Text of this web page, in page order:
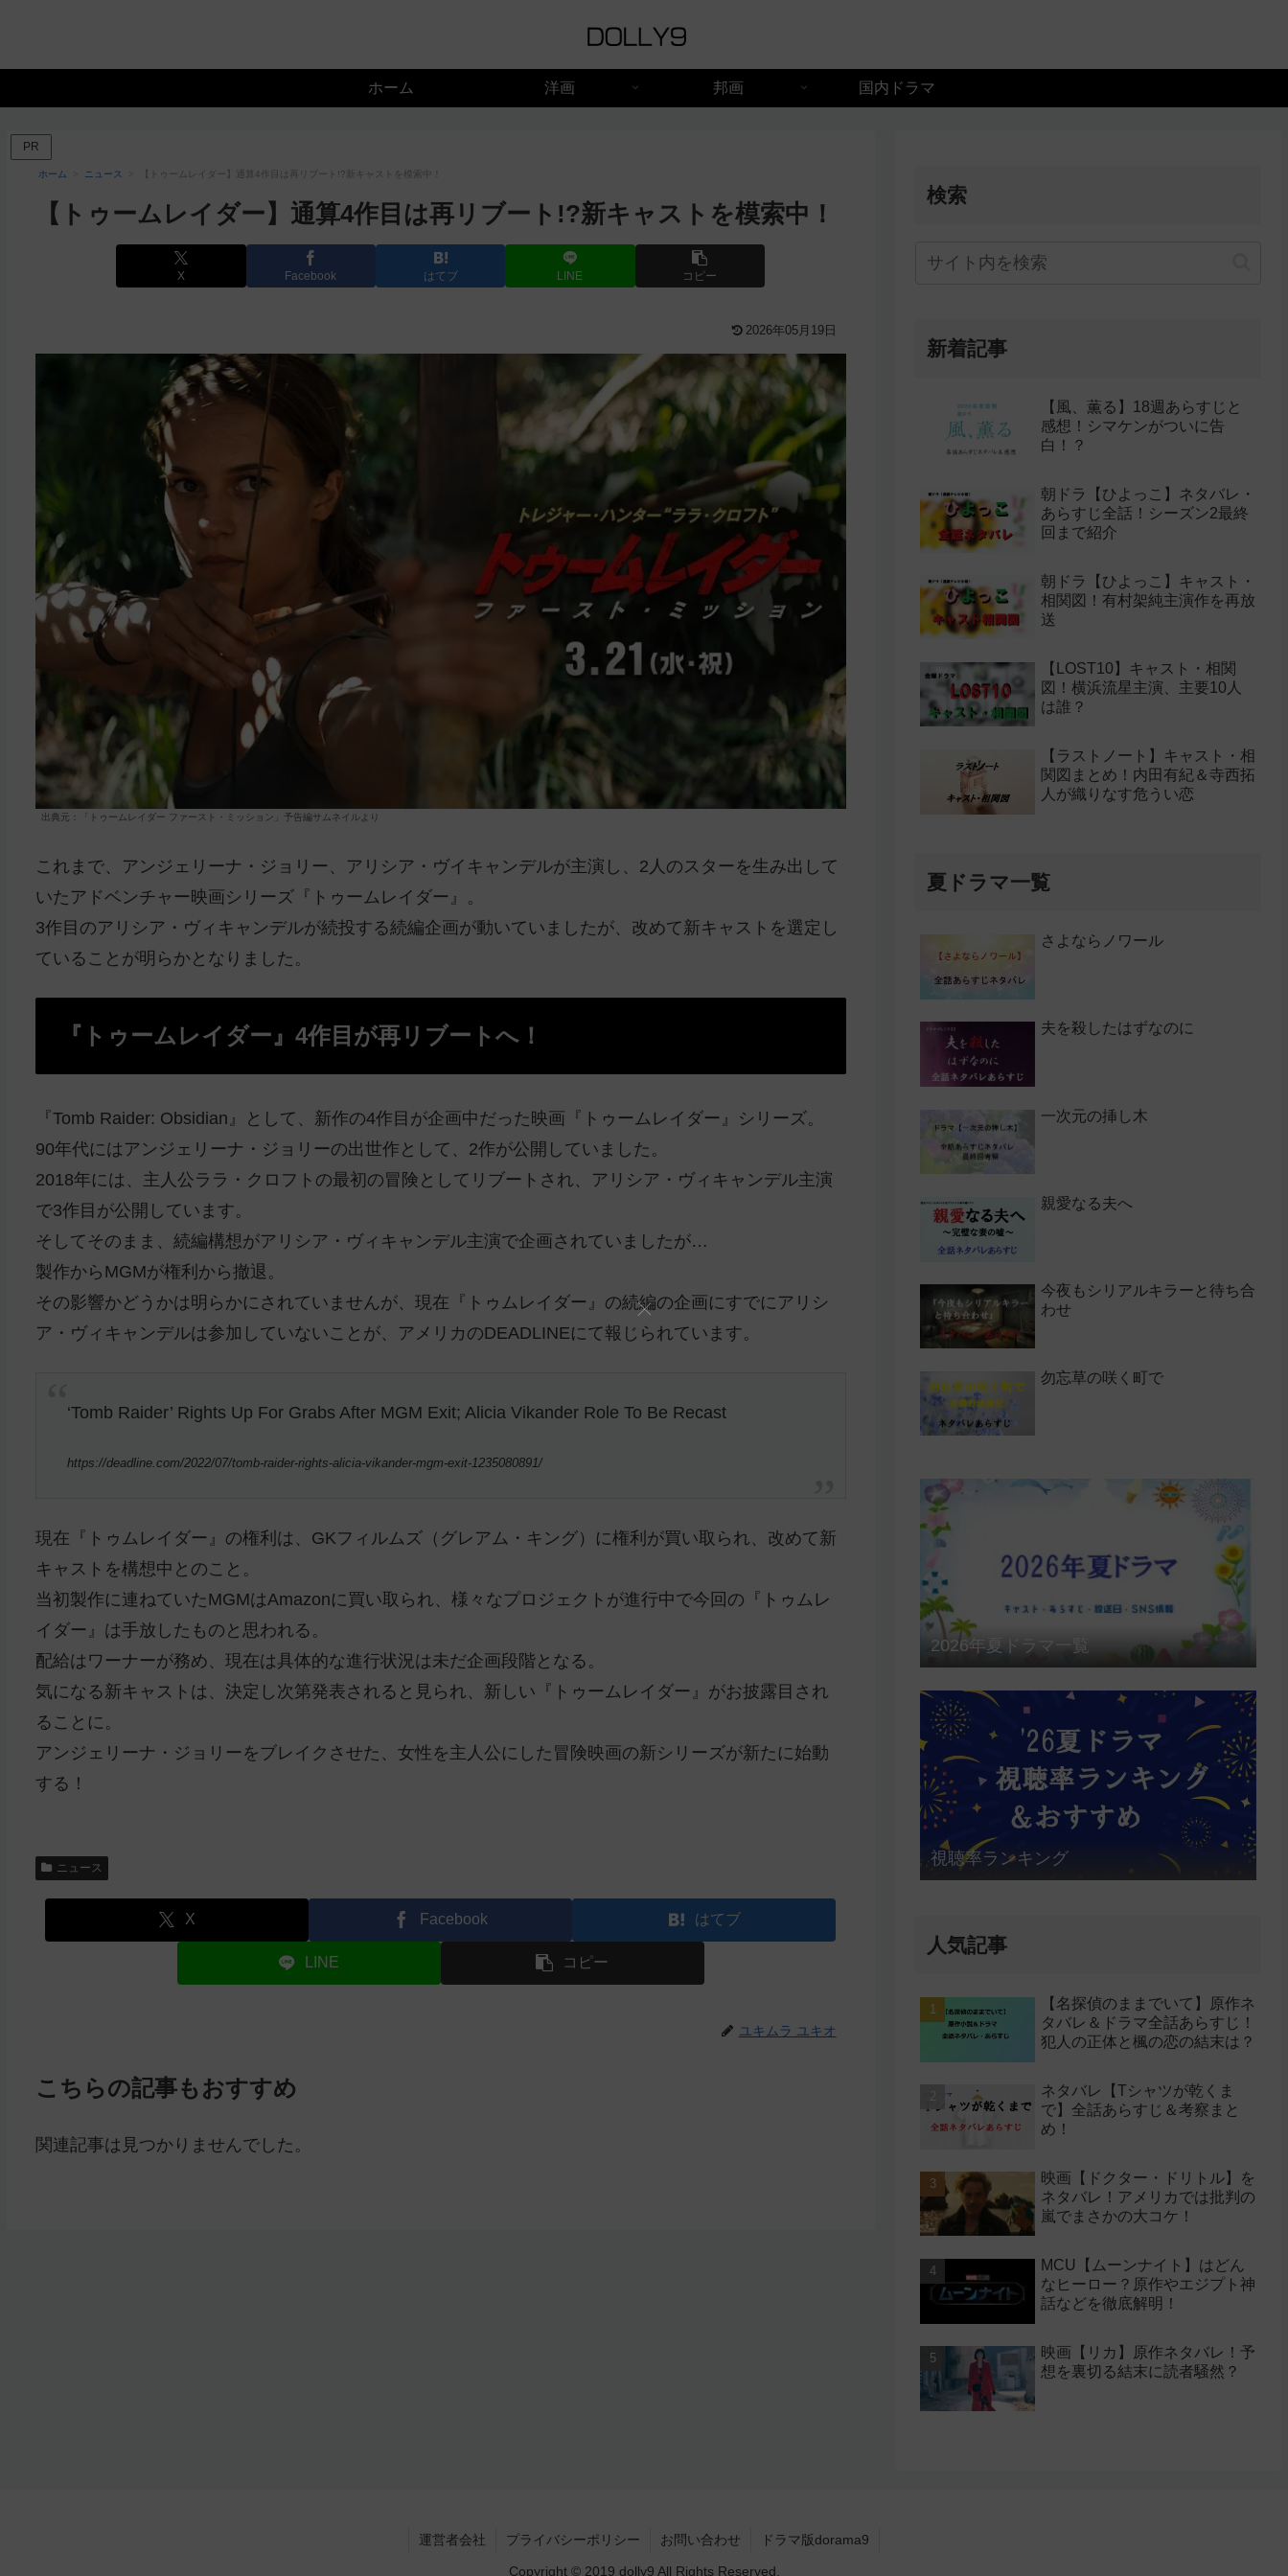
ホーム 洋画 邦画 国内ドラマ
PR
ホーム ニュース 【トゥームレイダー】通算4作目は再リブート!?新キャストを模索中！
【トゥームレイダー】通算4作目は再リブート!?新キャストを模索中！
X Facebook はてブ LINE コピー
2026年05月19日
出典元：「トゥームレイダー ファースト・ミッション」予告編サムネイルより
これまで、アンジェリーナ・ジョリー、アリシア・ヴイキャンデルが主演し、2人のスターを生み出して
いたアドベンチャー映画シリーズ『トゥームレイダー』。
3作目のアリシア・ヴィキャンデルが続投する続編企画が動いていましたが、改めて新キャストを選定し
ていることが明らかとなりました。
『トゥームレイダー』4作目が再リブートへ！
『Tomb Raider: Obsidian』として、新作の4作目が企画中だった映画『トゥームレイダー』シリーズ。
90年代にはアンジェリーナ・ジョリーの出世作として、2作が公開していました。
2018年には、主人公ララ・クロフトの最初の冒険としてリブートされ、アリシア・ヴィキャンデル主演
で3作目が公開しています。
そしてそのまま、続編構想がアリシア・ヴィキャンデル主演で企画されていましたが…
製作からMGMが権利から撤退。
その影響かどうかは明らかにされていませんが、現在『トゥムレイダー』の続編の企画にすでにアリシ
ア・ヴィキャンデルは参加していないことが、アメリカのDEADLINEにて報じられています。
‘Tomb Raider’ Rights Up For Grabs After MGM Exit; Alicia Vikander Role To Be Recast
https://deadline.com/2022/07/tomb-raider-rights-alicia-vikander-mgm-exit-1235080891/
現在『トゥムレイダー』の権利は、GKフィルムズ（グレアム・キング）に権利が買い取られ、改めて新
キャストを構想中とのこと。
当初製作に連ねていたMGMはAmazonに買い取られ、様々なプロジェクトが進行中で今回の『トゥムレ
イダー』は手放したものと思われる。
配給はワーナーが務め、現在は具体的な進行状況は未だ企画段階となる。
気になる新キャストは、決定し次第発表されると見られ、新しい『トゥームレイダー』がお披露目され
ることに。
アンジェリーナ・ジョリーをブレイクさせた、女性を主人公にした冒険映画の新シリーズが新たに始動
する！
ニュース
X Facebook はてブ
LINE コピー
ユキムラ ユキオ
こちらの記事もおすすめ
関連記事は見つかりませんでした。
検索
新着記事
【風、薫る】18週あらすじと
感想！シマケンがついに告
白！？
朝ドラ【ひよっこ】ネタバレ・
あらすじ全話！シーズン2最終
回まで紹介
朝ドラ【ひよっこ】キャスト・
相関図！有村架純主演作を再放
送
【LOST10】キャスト・相関
図！横浜流星主演、主要10人
は誰？
【ラストノート】キャスト・相
関図まとめ！内田有紀＆寺西拓
人が織りなす危うい恋
夏ドラマ一覧
さよならノワール
夫を殺したはずなのに
一次元の挿し木
親愛なる夫へ
今夜もシリアルキラーと待ち合
わせ
勿忘草の咲く町で
2026年夏ドラマ一覧
視聴率ランキング
人気記事
【名探偵のままでいて】原作ネ
タバレ＆ドラマ全話あらすじ！
犯人の正体と楓の恋の結末は？
ネタバレ【Tシャツが乾くま
で】全話あらすじ＆考察まと
め！
映画【ドクター・ドリトル】を
ネタバレ！アメリカでは批判の
嵐でまさかの大コケ！
MCU【ムーンナイト】はどん
なヒーロー？原作やエジプト神
話などを徹底解明！
映画【リカ】原作ネタバレ！予
想を裏切る結末に読者騒然？
運営者会社 プライバシーポリシー お問い合わせ ドラマ版dorama9
Copyright © 2019 dolly9 All Rights Reserved.